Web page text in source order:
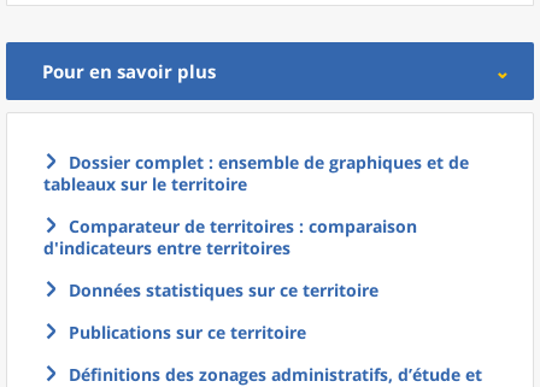
Pour en savoir plus
Dossier complet : ensemble de graphiques et de
tableaux sur le territoire
Comparateur de territoires : comparaison
d'indicateurs entre territoires
Données statistiques sur ce territoire
Publications sur ce territoire
Définitions des zonages administratifs, d’étude et